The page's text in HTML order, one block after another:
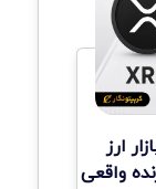
ارز
واقعی